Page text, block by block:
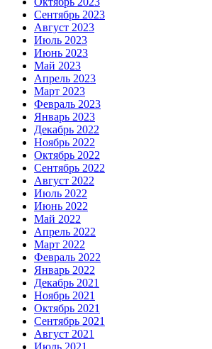
Сентябрь 2023
Август 2023
Июль 2023
Июнь 2023
Май 2023
Апрель 2023
Март 2023
Февраль 2023
Январь 2023
Декабрь 2022
Ноябрь 2022
Октябрь 2022
Сентябрь 2022
Август 2022
Июль 2022
Июнь 2022
Май 2022
Апрель 2022
Март 2022
Февраль 2022
Январь 2022
Декабрь 2021
Ноябрь 2021
Октябрь 2021
Сентябрь 2021
Август 2021
Июль 2021